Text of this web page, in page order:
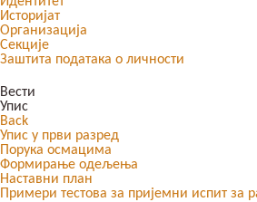
Историјат
Организација
Секције
Заштита података о личности
Вести
Упис
Back
Упис у први разред
Порука осмацима
Формирање одељења
Наставни план
Примери тестова за пријемни испит за